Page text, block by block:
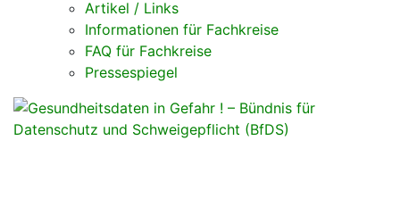
Artikel / Links
Informationen für Fachkreise
FAQ für Fachkreise
Pressespiegel